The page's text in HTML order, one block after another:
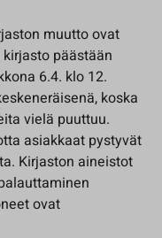
muutto ovat
päästään
6.4. klo 12.
koska
vielä puuttuu.
asiakkaat pystyvät
Kirjaston aineistot
ovat